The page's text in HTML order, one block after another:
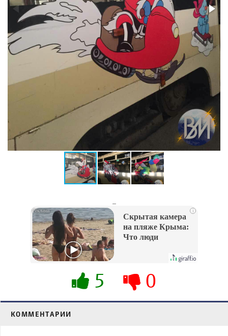
i
Скрытая камера
на пляже Крыма:
Что люди
их не видят...
5 0
КОММЕНТАРИИ